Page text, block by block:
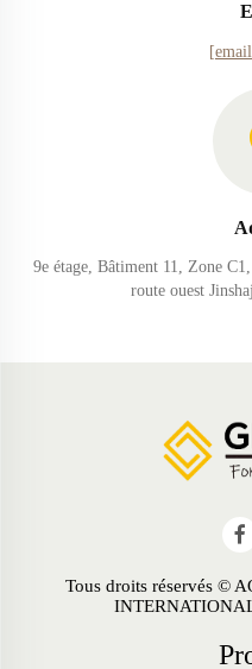
9e étage, Bâtiment 11, Zone
route ouest
Tous droits réservés ©